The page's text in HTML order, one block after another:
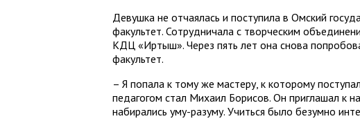
Девушка не отчаялась и поступила в Омский
факультет. Сотрудничала с творческим
КДЦ «Иртыш». Через пять лет она снова
факультет.
– Я попала к тому же мастеру, к которому
педагогом стал Михаил Борисов. Он приглашал к
набирались уму-разуму. Учиться было безумно